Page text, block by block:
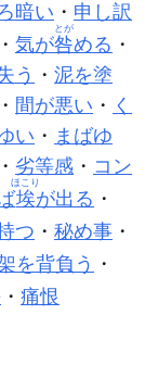
暗い ・ 申し訳
・ 気が咎
とが
める ・
う ・ 泥を塗
・ 間が悪い ・ く
い ・ まばゆ
・ 劣等感 ・ コン
埃
ほこり
が出る ・
つ ・ 秘め事 ・
を背負う ・
・ 痛恨